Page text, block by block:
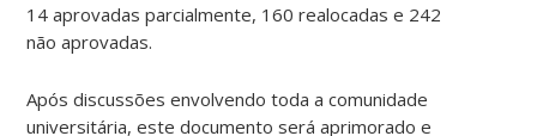
14 aprovadas parcialmente, 160 realocadas e 242
não aprovadas.
Após discussões envolvendo toda a comunidade
universitária, este documento será aprimorado e